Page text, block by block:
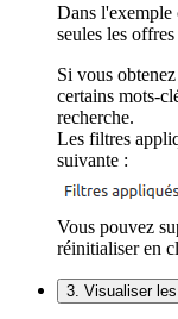
Dans l'exemple
seules les
Si vous
certains mots-
recherche.
Les filtres
suivante :
Vous pouvez
réinitialiser en
3. Visualiser